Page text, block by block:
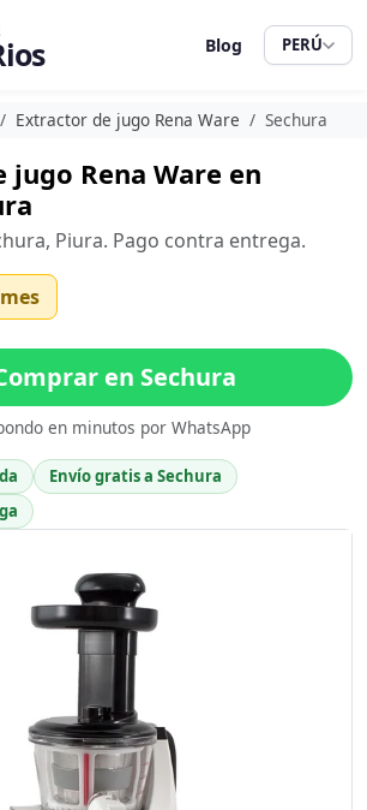
Blog PERÚ
Extractor de jugo Rena Ware Sechura
jugo Rena Ware en
Piura. Pago contra entrega.
en Sechura
en minutos por WhatsApp
Envío gratis a Sechura